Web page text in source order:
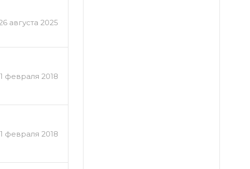
августа 2025
февраля 2018
февраля 2018